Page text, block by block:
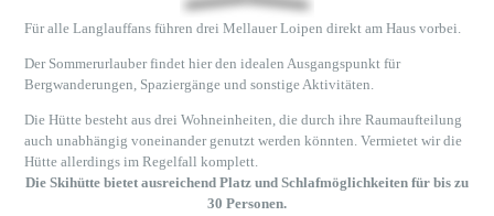
SKIHÜTTE
SCHNEPFAU
Für alle Langlauffans führen drei Mellauer Loipen direkt am Haus vorbei.
Der Sommerurlauber findet hier den idealen Ausgangspunkt für
Bergwanderungen, Spaziergänge und sonstige Aktivitäten.
Die Hütte besteht aus drei Wohneinheiten, die durch ihre Raumaufteilung
auch unabhängig voneinander genutzt werden könnten. Vermietet wir die
Hütte allerdings im Regelfall komplett.
Die Skihütte bietet ausreichend Platz und Schlafmöglichkeiten für bis zu
30 Personen.